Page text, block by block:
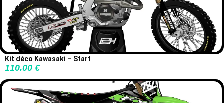
Kit déco Kawasaki – Start
110.00 €